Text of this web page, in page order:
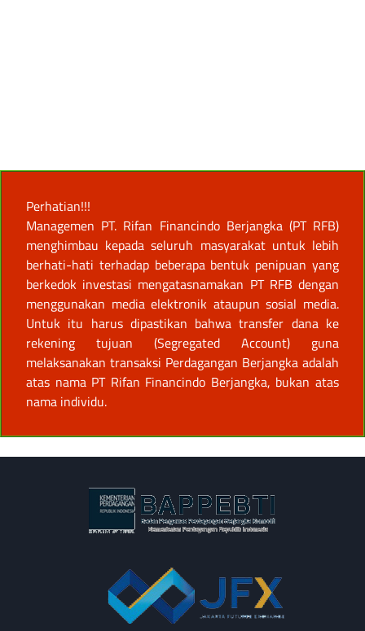
Perhatian!!!
Managemen PT. Rifan Financindo Berjangka (PT RFB)
menghimbau kepada seluruh masyarakat untuk lebih
berhati-hati terhadap beberapa bentuk penipuan yang
berkedok investasi mengatasnamakan PT RFB dengan
menggunakan media elektronik ataupun sosial media.
Untuk itu harus dipastikan bahwa transfer dana ke
rekening tujuan (Segregated Account) guna
melaksanakan transaksi Perdagangan Berjangka adalah
atas nama PT Rifan Financindo Berjangka, bukan atas
nama individu.